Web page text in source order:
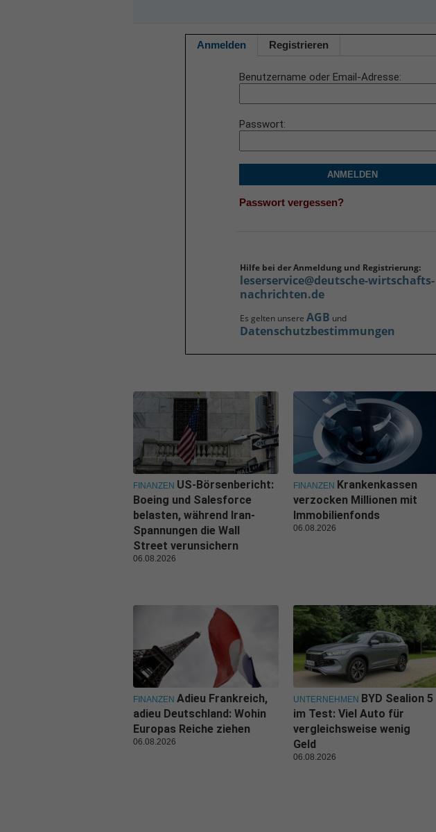
Anmelden Registrieren
Benutzername oder Email-Adresse
Passwort
ANMELDEN
Passwort vergessen?
Hilfe bei der Anmeldung und Registrierung:
leserservice@deutsche-wirtschafts-
nachrichten.de
Es gelten unsere AGB und
Datenschutzbestimmungen
FINANZEN US-Börsenbericht:
Boeing und Salesforce
belasten, während Iran-
Spannungen die Wall
Street verunsichern
06.08.2026
FINANZEN Krankenkassen
verzocken Millionen mit
Immobilienfonds
06.08.2026
FINANZEN Adieu Frankreich,
adieu Deutschland: Wohin
Europas Reiche ziehen
06.08.2026
UNTERNEHMEN BYD Sealion 5
im Test: Viel Auto für
vergleichsweise wenig
Geld
06.08.2026